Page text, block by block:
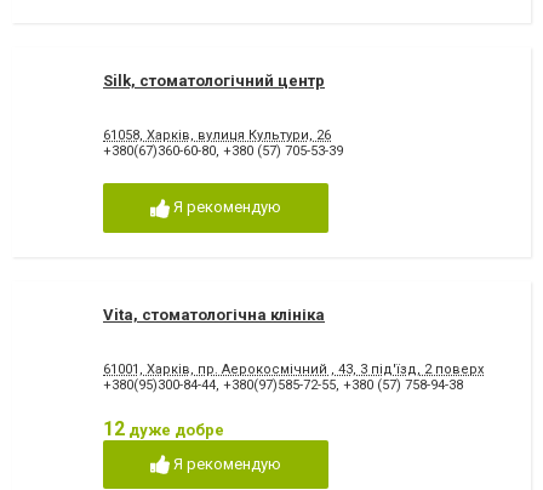
Silk, стоматологічний центр
61058, Харків, вулиця Культури, 26
+380(67)360-60-80, +380 (57) 705-53-39
Я рекомендую
Vita, стоматологічна клініка
61001, Харків, пр. Аерокосмічний , 43, 3 під'їзд, 2 поверх
+380(95)300-84-44, +380(97)585-72-55, +380 (57) 758-94-38
12 дуже добре
Я рекомендую